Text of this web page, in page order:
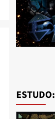
ESTUDO: